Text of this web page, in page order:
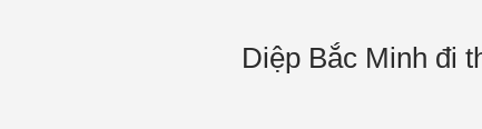
Diệp Bắc Minh đi